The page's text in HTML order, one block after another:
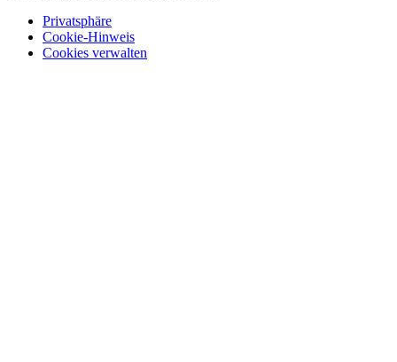
Privatsphäre
Cookie-Hinweis
Cookies verwalten